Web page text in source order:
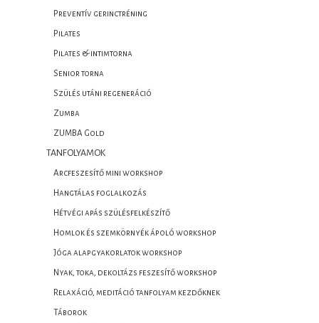
Preventív gerinctréning
Pilates
Pilates & intimtorna
Senior torna
Szülés utáni regeneráció
Zumba
ZUMBA Gold
TANFOLYAMOK
Arcfeszesítő mini workshop
Hangtálas foglalkozás
Hétvégi apás szülésfelkészítő
Homlok és szemkörnyék ápoló workshop
Jóga alapgyakorlatok workshop
Nyak, toka, dekoltázs feszesítő workshop
Relaxáció, meditáció tanfolyam kezdőknek
Táborok